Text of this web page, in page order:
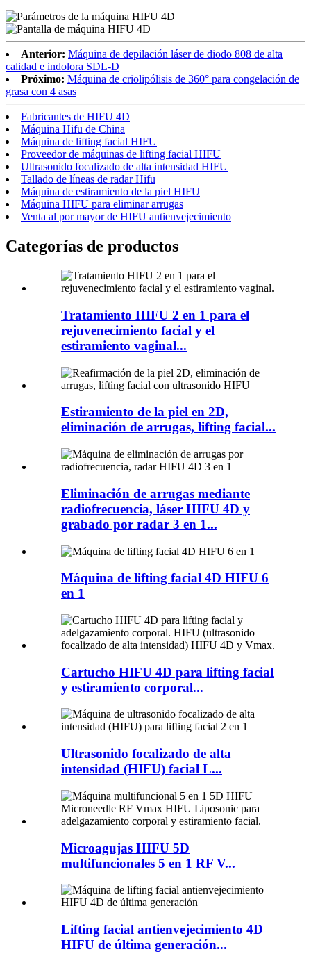
Anterior: Máquina de depilación láser de diodo 808 de alta
calidad e indolora SDL-D
Próximo: Máquina de criolipólisis de 360° para congelación de
grasa con 4 asas
Fabricantes de HIFU 4D
Máquina Hifu de China
Máquina de lifting facial HIFU
Proveedor de máquinas de lifting facial HIFU
Ultrasonido focalizado de alta intensidad HIFU
Tallado de líneas de radar Hifu
Máquina de estiramiento de la piel HIFU
Máquina HIFU para eliminar arrugas
Venta al por mayor de HIFU antienvejecimiento
Categorías de productos
Tratamiento HIFU 2 en 1 para el
rejuvenecimiento facial y el
estiramiento vaginal...
Estiramiento de la piel en 2D,
eliminación de arrugas, lifting facial...
Eliminación de arrugas mediante
radiofrecuencia, láser HIFU 4D y
grabado por radar 3 en 1...
Máquina de lifting facial 4D HIFU 6
en 1
Cartucho HIFU 4D para lifting facial
y estiramiento corporal...
Ultrasonido focalizado de alta
intensidad (HIFU) facial L...
Microagujas HIFU 5D
multifuncionales 5 en 1 RF V...
Lifting facial antienvejecimiento 4D
HIFU de última generación...